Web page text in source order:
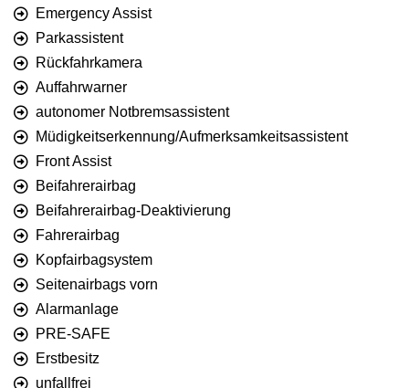
Emergency Assist
Parkassistent
Rückfahrkamera
Auffahrwarner
autonomer Notbremsassistent
Müdigkeitserkennung/Aufmerksamkeitsassistent
Front Assist
Beifahrerairbag
Beifahrerairbag-Deaktivierung
Fahrerairbag
Kopfairbagsystem
Seitenairbags vorn
Alarmanlage
PRE-SAFE
Erstbesitz
unfallfrei